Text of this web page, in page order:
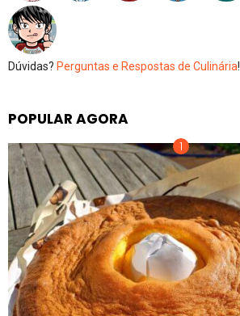
Dúvidas? Perguntas e Respostas de Culinária!
POPULAR AGORA